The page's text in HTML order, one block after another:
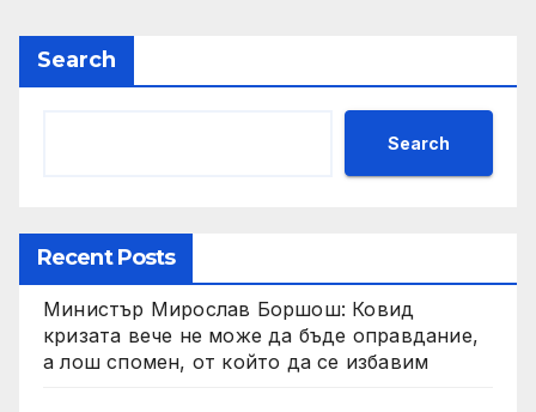
Search
Search
Recent Posts
Министър Мирослав Боршош: Ковид
кризата вече не може да бъде оправдание,
а лош спомен, от който да се избавим